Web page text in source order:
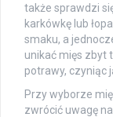
także sprawdzi
karkówkę lub
smaku, a
unikać mięs zbyt
potrawy, czyniąc
Przy wyborze
zwrócić uwagę